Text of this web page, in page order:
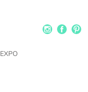
EXPO